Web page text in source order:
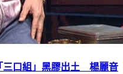
三口組」黑膠出土 楊麗音